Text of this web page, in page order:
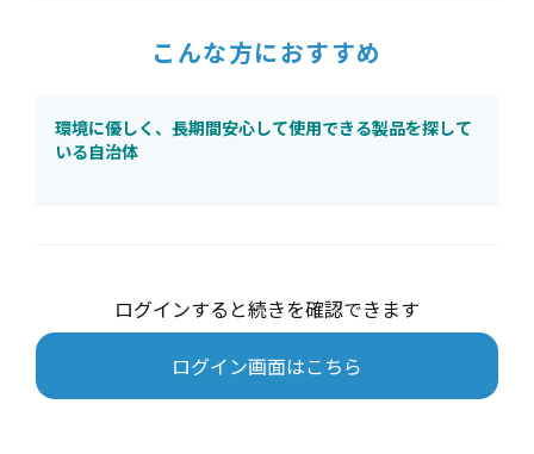
こんな方におすすめ
環境に優しく、長期間安心して使用できる製品を探して
いる自治体
ログインすると続きを確認できます
ログイン画面はこちら